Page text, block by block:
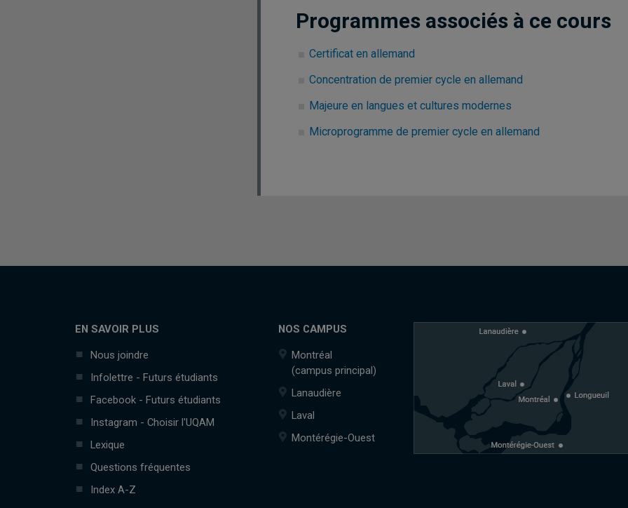
Programmes associés à ce cours
Certificat en allemand
Concentration de premier cycle en allemand
Majeure en langues et cultures modernes
Microprogramme de premier cycle en allemand
EN SAVOIR PLUS
Nous joindre
Infolettre - Futurs étudiants
Facebook - Futurs étudiants
Instagram - Choisir l'UQAM
Lexique
Questions fréquentes
Index A-Z
NOS CAMPUS
Montréal
(campus principal)
Lanaudière
Laval
Montérégie-Ouest